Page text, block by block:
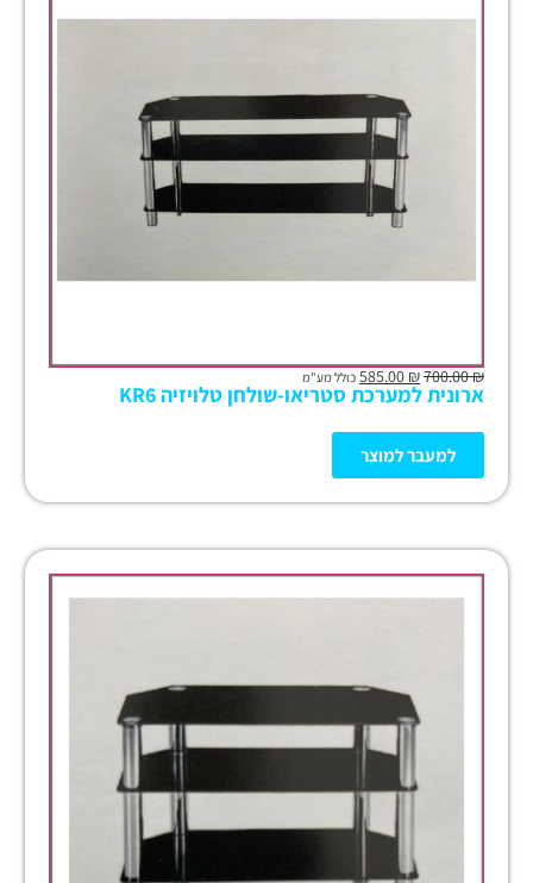
₪
700.00
₪ כולל מע"מ
ארונית למערכת סטריאו-שולחן טלויזיה KR6
למעבר למוצר